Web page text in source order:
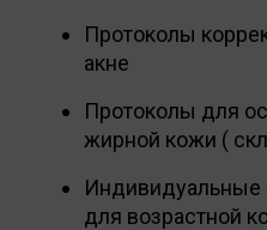
Протоколы
акне
Протоколы для
жирной кожи (
Индивидуальные
для возрастной